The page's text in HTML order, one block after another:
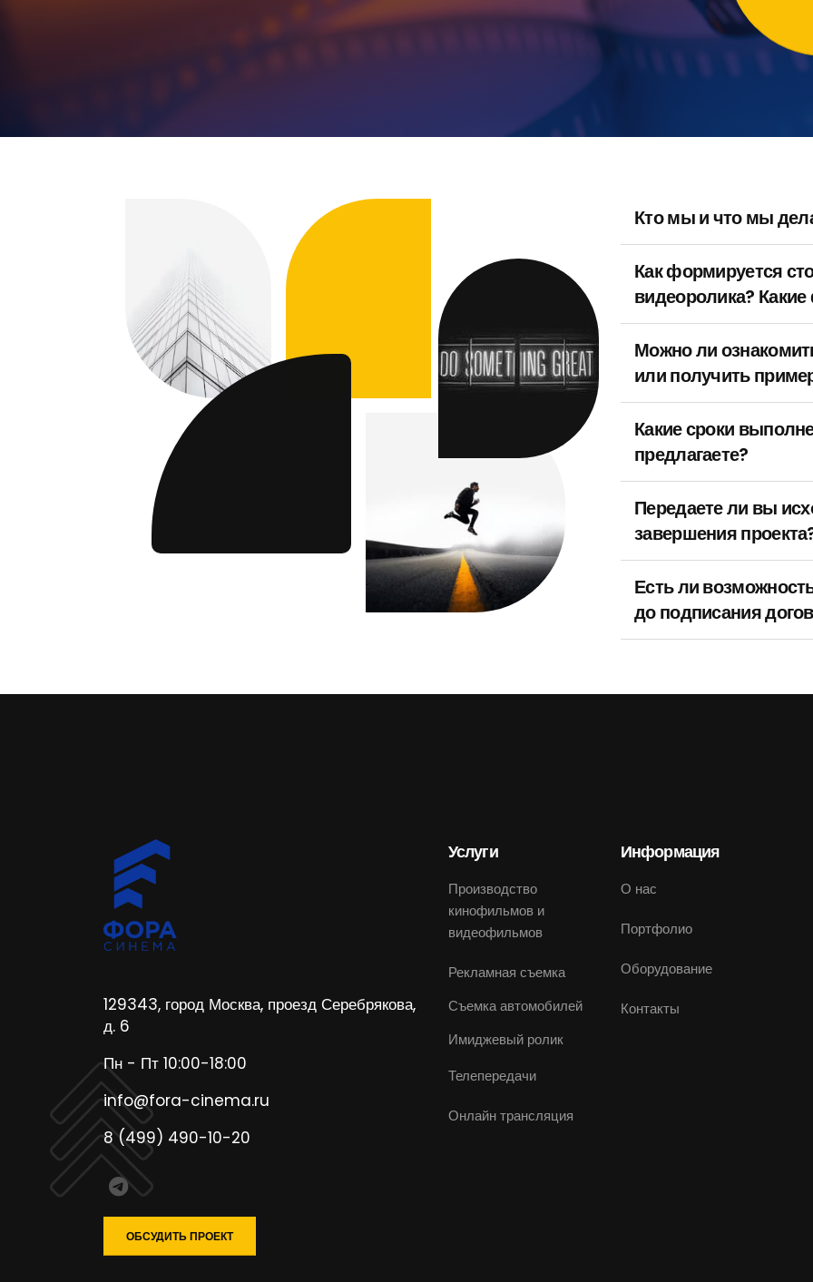
Кто мы и что мы
Как формируется
видеоролика?
Можно ли
или получить
Какие сроки
предлагаете?
Передаете ли вы
завершения
Есть ли
до подписания
129343, город Москва, проезд Серебрякова,
д. 6
Пн - Пт 10:00-18:00
info@fora-cinema.ru
8 (499) 490-10-20
ОБСУДИТЬ ПРОЕКТ
Услуги
Производство
кинофильмов и
видеофильмов
Рекламная съемка
Съемка автомобилей
Имиджевый ролик
Телепередачи
Онлайн трансляция
Информация
О нас
Портфолио
Оборудование
Контакты